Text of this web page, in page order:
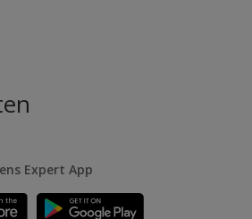
Expert App